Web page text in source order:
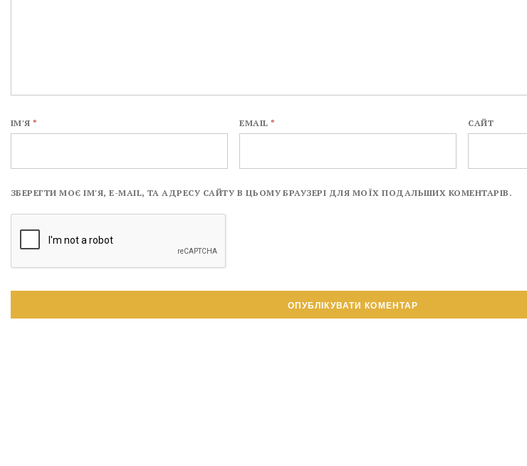
ІМ'Я* EMAIL* САЙТ
ЗБЕРЕГТИ МОЄ ІМ'Я, E-MAIL, ТА АДРЕСУ САЙТУ В ЦЬОМУ БРАУЗЕРІ ДЛЯ МОЇХ ПОДАЛЬШИХ КОМЕНТАРІВ.